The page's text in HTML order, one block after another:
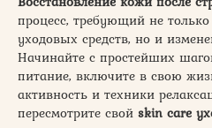
процесс, требующий не
уходовых средств, но и
Начинайте с простейших
питание, включите в свою
активность и техники
пересмотрите свой skin care